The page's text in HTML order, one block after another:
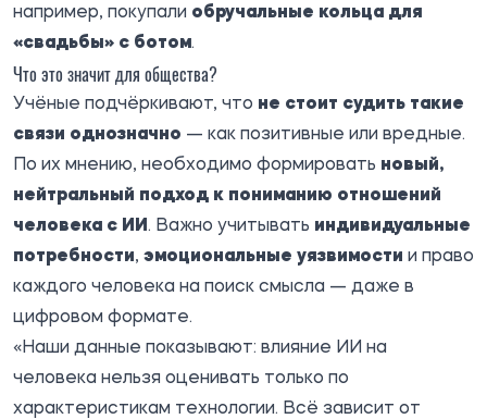
например, покупали обручальные кольца для
«свадьбы» с ботом.
Что это значит для общества?
Учёные подчёркивают, что не стоит судить такие
связи однозначно — как позитивные или вредные.
По их мнению, необходимо формировать новый,
нейтральный подход к пониманию отношений
человека с ИИ . Важно учитывать индивидуальные
потребности, эмоциональные уязвимости и право
каждого человека на поиск смысла — даже в
цифровом формате.
«Наши данные показывают: влияние ИИ на
человека нельзя оценивать только по
характеристикам технологии. Всё зависит от